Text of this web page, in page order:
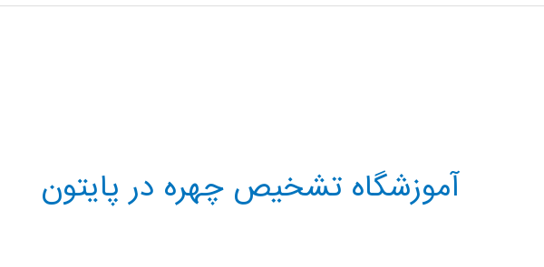
آموزشگاه تشخیص چهره در پایتون